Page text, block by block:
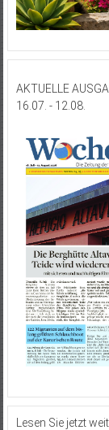
AKTUELLE
16.07. - 12.08.
Lesen Sie jetzt